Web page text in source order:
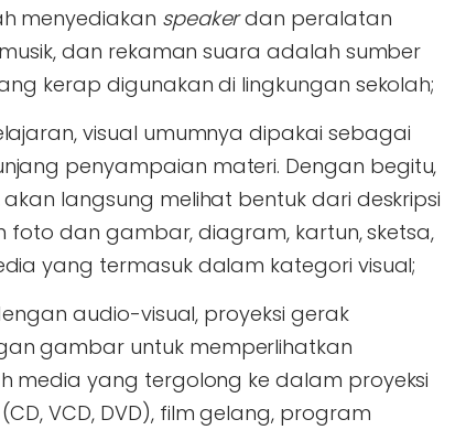
menyediakan speakerdan peralatan
dan rekaman suara adalah sumber
kerap digunakan di lingkungan sekolah;
visual umumnya dipakai sebagai
penyampaian materi. Dengan begitu,
langsung melihat bentuk dari deskripsi
foto dan gambar, diagram, kartun, sketsa,
yang termasuk dalam kategori visual;
audio-visual, proyeksi gerak
gambar untuk memperlihatkan
media yang tergolong ke dalam proyeksi
VCD, DVD), film gelang, program